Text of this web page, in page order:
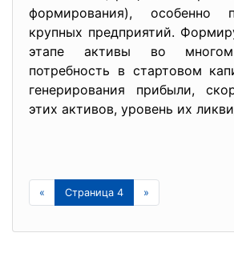
формирования), особенно
крупных предприятий.
этапе активы во многом
потребность в стартовом
генерирования прибыли,
этих активов, уровень их
« Страница 4 »